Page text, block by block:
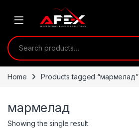
Search for:
Home Products tagged “мармелад”
мармелад
Showing the single result